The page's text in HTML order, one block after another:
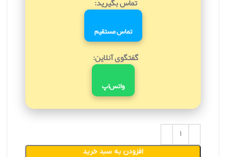
تماس مستقیم
گفتگوی آنلاین:
واتس‌اپ
افزودن به سبد خرید